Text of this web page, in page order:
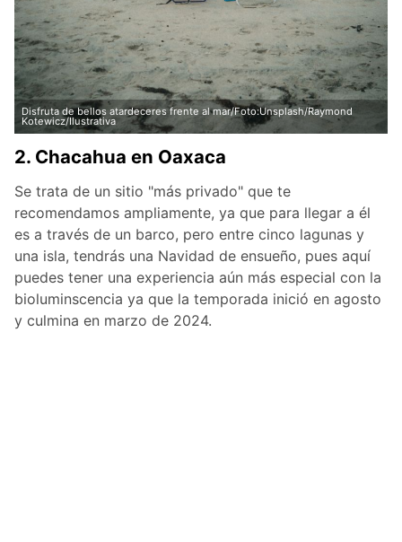
Disfruta de bellos atardeceres frente al mar/Foto:Unsplash/Raymond
Kotewicz/Ilustrativa
2. Chacahua en Oaxaca
Se trata de un sitio "más privado" que te
recomendamos ampliamente, ya que para llegar a él
es a través de un barco, pero entre cinco lagunas y
una isla, tendrás una Navidad de ensueño, pues aquí
puedes tener una experiencia aún más especial con la
bioluminscencia ya que la temporada inició en agosto
y culmina en marzo de 2024.